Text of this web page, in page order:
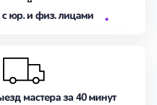
юр. и физ. лицами
мастера за 40 минут